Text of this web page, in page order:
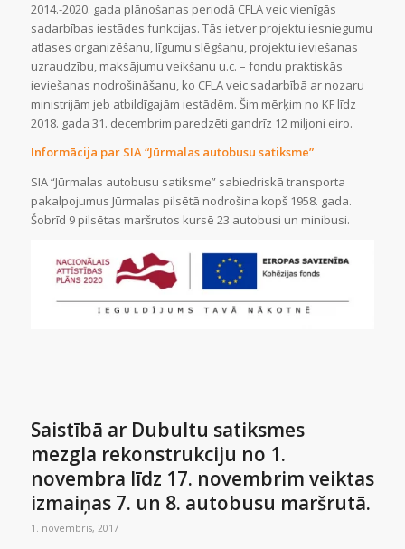
2014.-2020. gada plānošanas periodā CFLA veic vienīgās
sadarbības iestādes funkcijas. Tās ietver projektu iesniegumu
atlases organizēšanu, līgumu slēgšanu, projektu ieviešanas
uzraudzību, maksājumu veikšanu u.c. – fondu praktiskās
ieviešanas nodrošināšanu, ko CFLA veic sadarbībā ar nozaru
ministrijām jeb atbildīgajām iestādēm. Šim mērķim no KF līdz
2018. gada 31. decembrim paredzēti gandrīz 12 miljoni eiro.
Informācija par SIA “Jūrmalas autobusu satiksme”
SIA “Jūrmalas autobusu satiksme” sabiedriskā transporta
pakalpojumus Jūrmalas pilsētā nodrošina kopš 1958. gada.
Šobrīd 9 pilsētas maršrutos kursē 23 autobusi un minibusi.
Saistībā ar Dubultu satiksmes
mezgla rekonstrukciju no 1.
novembra līdz 17. novembrim veiktas
izmaiņas 7. un 8. autobusu maršrutā.
1. novembris, 2017